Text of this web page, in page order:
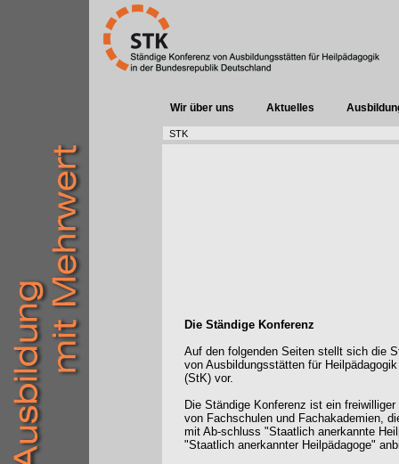
Wir über uns Aktuelles
STK
Die Ständige Konferenz
Auf den folgenden Seiten stellt sich die
von Ausbildungsstätten für
(StK) vor.
Die Ständige Konferenz ist ein
von Fachschulen und Fachakademien,
mit Ab-schluss "Staatlich anerkannte
"Staatlich anerkannter Heilpädagoge"